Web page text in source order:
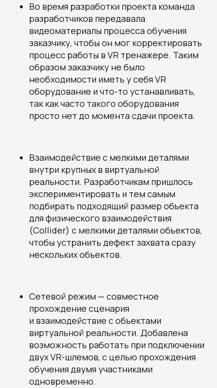
Во время разработки проекта команда
разработчиков передавала
видеоматериалы процесса обучения
заказчику, чтобы он мог корректировать
процесс работы в VR тренажере. Таким
образом заказчику не было
необходимости иметь у себя VR
оборудование и что-то устанавливать,
так как часто такого оборудования
просто нет до момента сдачи проекта.
Взаимодействие с мелкими деталями
внутри крупных в виртуальной
реальности. Разработчикам пришлось
экспериментировать и тем самым
подбирать подходящий размер объекта
для физического взаимодействия
(Collider) с мелкими деталями объектов,
чтобы устранить дефект захвата сразу
нескольких объектов.
Сетевой режим — совместное
прохождение сценария
и взаимодействие с объектами
виртуальной реальности. Добавлена
возможность работать при подключении
двух VR-шлемов, с целью прохождения
обучения двумя участниками
одновременно.